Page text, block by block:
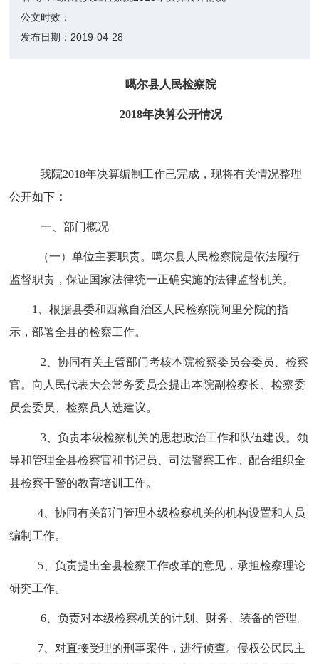
公文时效：
发布日期： 2019-04-28
噶尔县人民检察院
2018年决算公开情况
我院2018年决算编制工作已完成，现将有关情况整理
公开如下 ：
一、部门概况
（一）单位主要职责。 噶尔县人民检察院是依法履行
监督职责，保证国家法律统一正确实施的法律监督机关。
1、根据县委和西藏自治区人民检察院阿里分院的指
示，部署全县的检察工作。
2、协同有关主管部门考核本院检察委员会委员、检察
官。向人民代表大会常务委员会提出本院副检察长、检察委
员会委员、检察员人选建议。
3、负责本级检察机关的思想政治工作和队伍建设。领
导和管理全县检察官和书记员、司法警察工作。配合组织全
县检察干警的教育培训工作。
4、协同有关部门管理本级检察机关的机构设置和人员
编制工作。
5、负责提出全县检察工作改革的意见，承担检察理论
研究工作。
6、负责对本级检察机关的计划、财务、装备的管理。
7、对直接受理的刑事案件，进行侦查。侵权公民民主